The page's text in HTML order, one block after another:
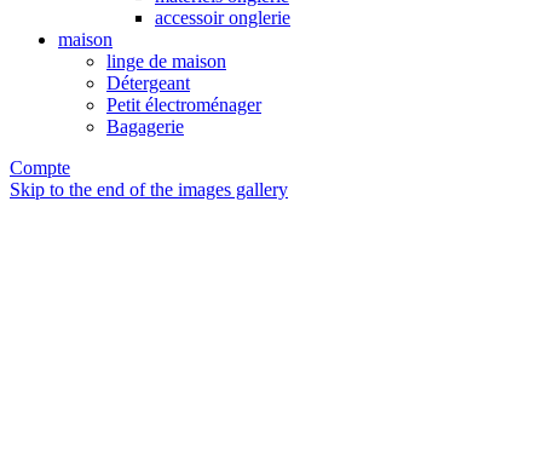
accessoir onglerie
maison
linge de maison
Détergeant
Petit électroménager
Bagagerie
Compte
Skip to the end of the images gallery